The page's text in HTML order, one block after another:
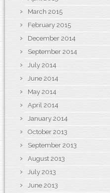
March 2015
February 2015
December 2014
September 2014
July 2014
June 2014
May 2014
April 2014
January 2014
October 2013
September 2013
August 2013
July 2013
June 2013